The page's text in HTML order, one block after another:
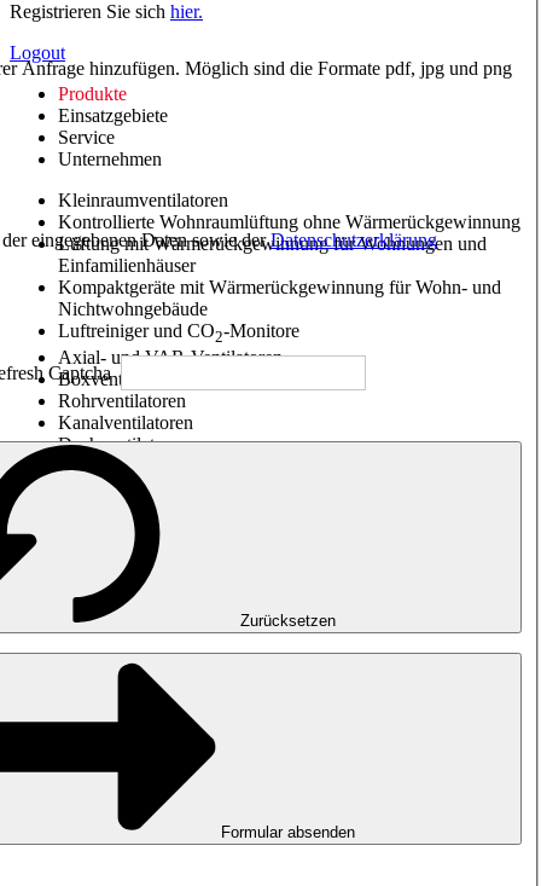
Registrieren Sie sich hier.
Logout
Produkte
Einsatzgebiete
Service
Unternehmen
Kleinraumventilatoren
Kontrollierte Wohnraumlüftung ohne Wärmerückgewinnung
Lüftung mit Wärmerückgewinnung für Wohnungen und
Einfamilienhäuser
Kompaktgeräte mit Wärmerückgewinnung für Wohn- und
Nichtwohngebäude
Luftreiniger und CO2-Monitore
Axial- und VAR-Ventilatoren
Boxventilatoren
Rohrventilatoren
Kanalventilatoren
Dachventilatoren
Entrauchung, Rauchfreihaltung und Garagenlüftung
Impulsventilatoren
Explosionsgeschützte Ventilatoren
Messen. Steuern. Regeln.
Luftbehandlung
Mechanisches Zubehör
Anfrage hinzufügen. Möglich sind die Formate pdf, jpg und png
eingegebenen Daten sowie derDatenschutzerklärung
Zurücksetzen
Formular absenden